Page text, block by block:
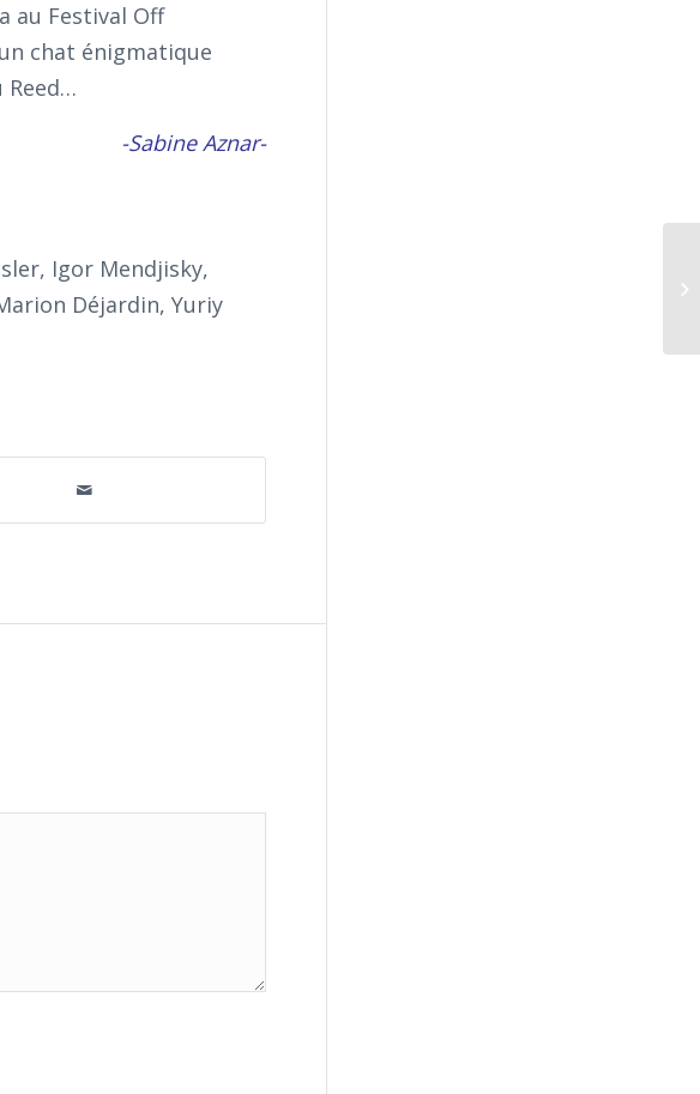
au Festival Off
chat énigmatique
Reed…
-Sabine Aznar-
Igor Mendjisky,
Déjardin, Yuriy